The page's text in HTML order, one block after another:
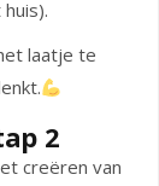
laatje te
2
creëren van